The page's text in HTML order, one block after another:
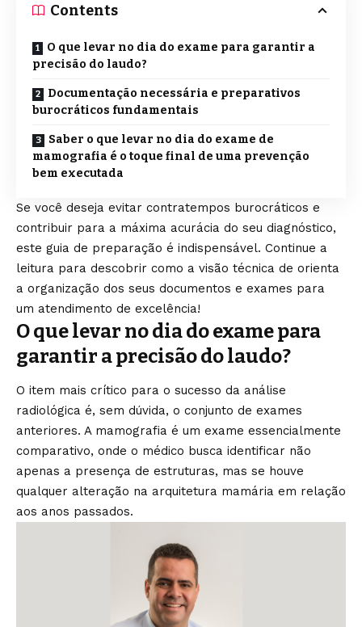
Contents
O que levar no dia do exame para garantir a
precisão do laudo?
Documentação necessária e preparativos
burocráticos fundamentais
Saber o que levar no dia do exame de
mamografia é o toque final de uma prevenção
bem executada
Se você deseja evitar contratempos burocráticos e
contribuir para a máxima acurácia do seu diagnóstico,
este guia de preparação é indispensável. Continue a
leitura para descobrir como a visão técnica de orienta
a organização dos seus documentos e exames para
um atendimento de excelência!
O que levar no dia do exame para
garantir a precisão do laudo?
O item mais crítico para o sucesso da análise
radiológica é, sem dúvida, o conjunto de exames
anteriores. A mamografia é um exame essencialmente
comparativo, onde o médico busca identificar não
apenas a presença de estruturas, mas se houve
qualquer alteração na arquitetura mamária em relação
aos anos passados.